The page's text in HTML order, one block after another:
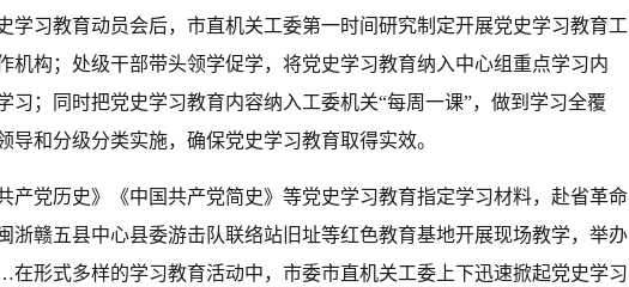
学习教育动员会后，市直机关工委第一时间研究制定开展党史学习教育工
机构；处级干部带头领学促学，将党史学习教育纳入中心组重点学习内
习；同时把党史学习教育内容纳入工委机关“每周一课”，做到学习全覆
导和分级分类实施，确保党史学习教育取得实效。
产党历史》《中国共产党简史》等党史学习教育指定学习材料，赴省革命
浙赣五县中心县委游击队联络站旧址等红色教育基地开展现场教学，举办
形式多样的学习教育活动中，市委市直机关工委上下迅速掀起党史学习